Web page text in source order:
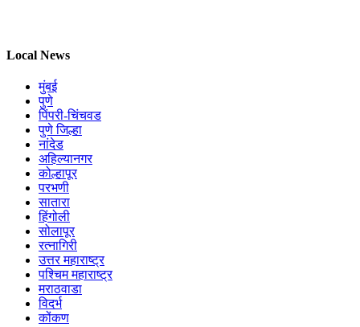
Local News
मुंबई
पुणे
पिंपरी-चिंचवड
पुणे जिल्हा
नांदेड
अहिल्यानगर
कोल्हापूर
परभणी
सातारा
हिंगोली
सोलापूर
रत्नागिरी
उत्तर महाराष्ट्र
पश्चिम महाराष्ट्र
मराठवाडा
विदर्भ
कोंकण